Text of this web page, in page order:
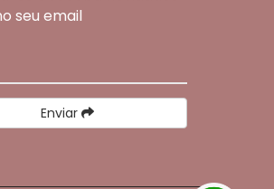
seu email
Enviar